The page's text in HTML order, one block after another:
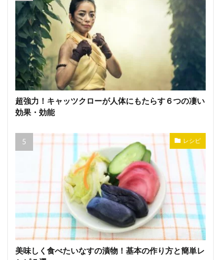
超強力！キャッツクローが人体にもたらす６つの凄い
効果・効能
レシピ
美味しく食べたいなすの漬物！基本の作り方と簡単レ